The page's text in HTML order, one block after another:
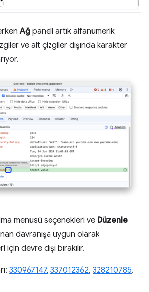
Ağ paneli artık alfanümerik
ve alt çizgiler dışında karakter
menüsü seçenekleri ve Düzenle
davranışa uygun olarak
için devre dışı bırakılır.
330967147, 337012362, 328210785.